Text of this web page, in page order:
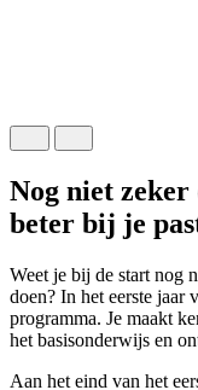
Nog niet
beter bij je
Weet je bij de start nog
doen? In het eerste jaar
programma. Je maakt
het basisonderwijs en
Aan het eind van het